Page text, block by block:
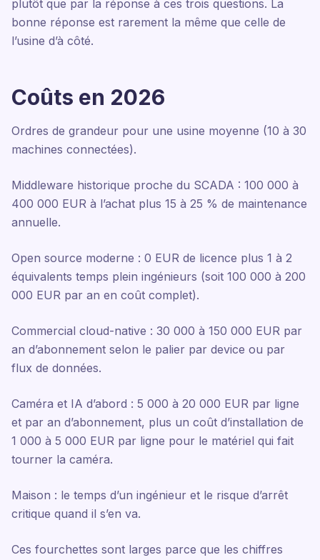
plutôt que par la réponse à ces trois questions. La
bonne réponse est rarement la même que celle de
l’usine d’à côté.
Coûts en 2026
Ordres de grandeur pour une usine moyenne (10 à 30
machines connectées).
Middleware historique proche du SCADA : 100 000 à
400 000 EUR à l’achat plus 15 à 25 % de maintenance
annuelle.
Open source moderne : 0 EUR de licence plus 1 à 2
équivalents temps plein ingénieurs (soit 100 000 à 200
000 EUR par an en coût complet).
Commercial cloud-native : 30 000 à 150 000 EUR par
an d’abonnement selon le palier par device ou par
flux de données.
Caméra et IA d’abord : 5 000 à 20 000 EUR par ligne
et par an d’abonnement, plus un coût d’installation de
1 000 à 5 000 EUR par ligne pour le matériel qui fait
tourner la caméra.
Maison : le temps d’un ingénieur et le risque d’arrêt
critique quand il s’en va.
Ces fourchettes sont larges parce que les chiffres